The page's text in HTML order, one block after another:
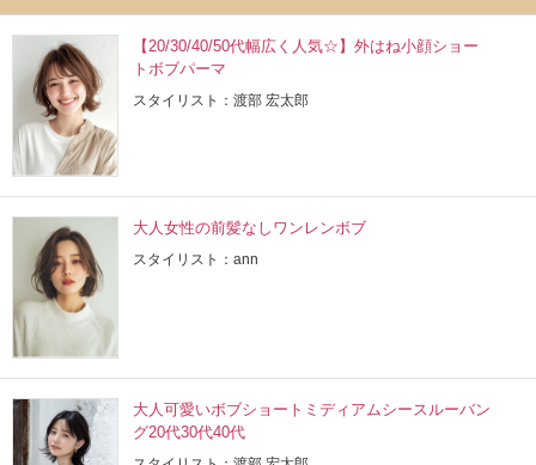
【20/30/40/50代幅広く人気☆】外はね小顔ショー
トボブパーマ
スタイリスト：渡部 宏太郎
大人女性の前髪なしワンレンボブ
スタイリスト：ann
大人可愛いボブショートミディアムシースルーバン
グ20代30代40代